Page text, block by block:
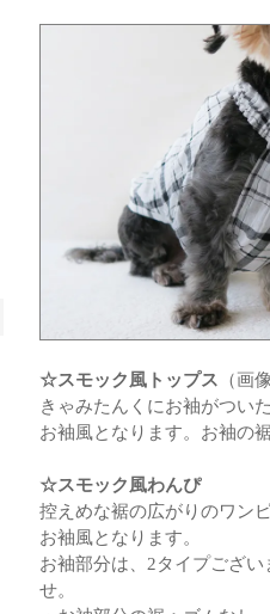
☆スモック風トップス （画
きゃみたんくにお袖がつい
お袖風となります。お袖の
☆スモック風わんぴ
控えめな裾の広がりのワン
お袖風となります。
お袖部分は、2タイプござ
せ。